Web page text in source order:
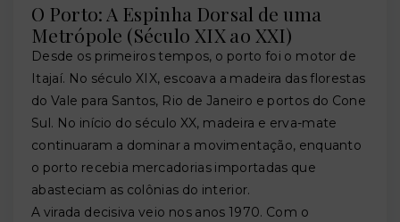
O Porto: A Espinha Dorsal de uma
Metrópole (Século XIX ao XXI)
Desde os primeiros tempos, o porto foi o motor de
Itajaí. No século XIX, escoava a madeira das florestas
do Vale para Santos, Rio de Janeiro e portos do Cone
Sul. No início do século XX, madeira e erva-mate
continuaram a dominar a movimentação, enquanto
o porto recebia mercadorias importadas que
abasteciam as colônias do interior.
A virada decisiva veio nos anos 1970. Com o